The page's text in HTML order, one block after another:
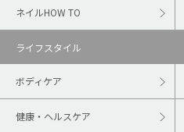
ネイルHOW TO
ライフスタイル
ボディケア
健康・ヘルスケア